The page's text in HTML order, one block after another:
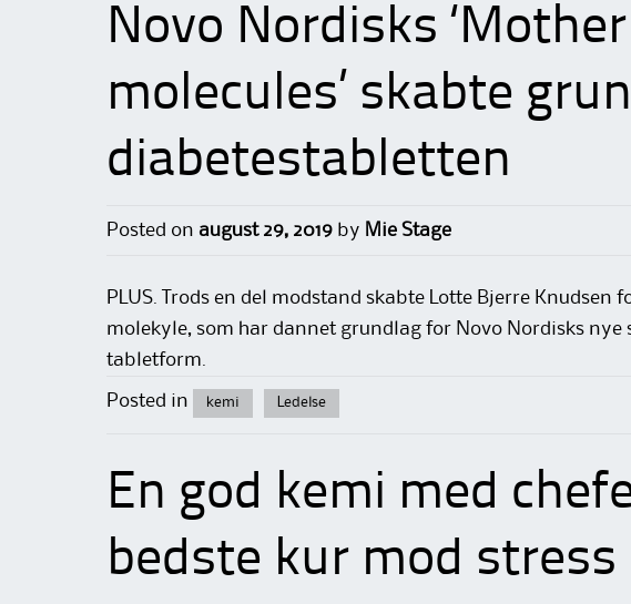
Novo Nordisks
molecules’ skabte
diabetestabletten
Posted on august 29, 2019 by Mie Stage
PLUS. Trods en del modstand skabte Lotte Bjerre Knudsen
molekyle, som har dannet grundlag for Novo Nordisks
tabletform.
Posted in kemi Ledelse
En god kemi med
bedste kur mod stress